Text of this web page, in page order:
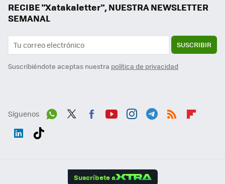
RECIBE "Xatakaletter", NUESTRA NEWSLETTER
SEMANAL
SUSCRIBIR
Suscribiéndote aceptas nuestra política de privacidad
Síguenos
Suscríbete a